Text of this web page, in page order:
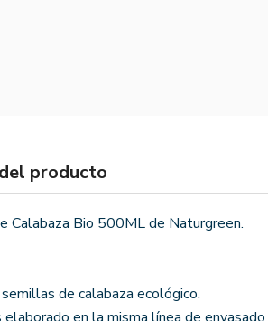
producto
Calabaza Bio 500ML de Naturgreen.
de calabaza ecológico.